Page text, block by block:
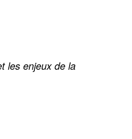
les enjeux de la